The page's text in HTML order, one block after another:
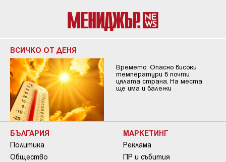
ВСИЧКО ОТ ДЕНЯ
Времето: Опасно високи
температури в почти
цялата страна. На места
ще има и валежи
БЪЛГАРИЯ
Политика
Общество
МАРКЕТИНГ
Реклама
ПР и събития